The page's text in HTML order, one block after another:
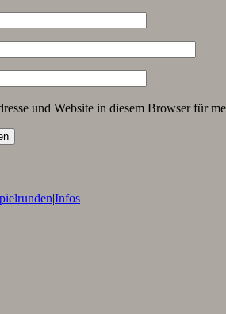
und Website in diesem Browser für
|Infos